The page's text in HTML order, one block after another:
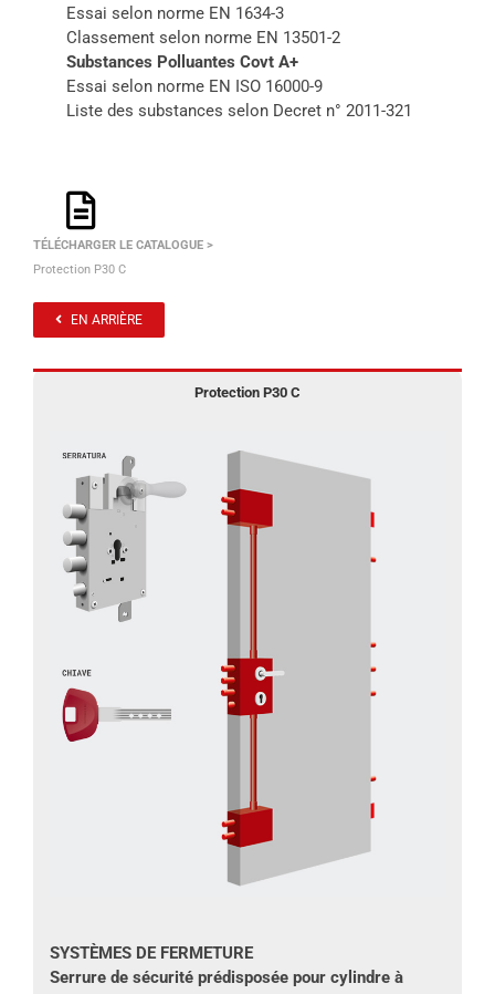
Essai selon norme EN 1634-3
Classement selon norme EN 13501-2
Substances Polluantes Covt A+
Essai selon norme EN ISO 16000-9
Liste des substances selon Decret n° 2011-321
TÉLÉCHARGER LE CATALOGUE >
Protection P30 C
EN ARRIÈRE
Protection P30 C
SYSTÈMES DE FERMETURE
Serrure de sécurité prédisposée pour cylindre à